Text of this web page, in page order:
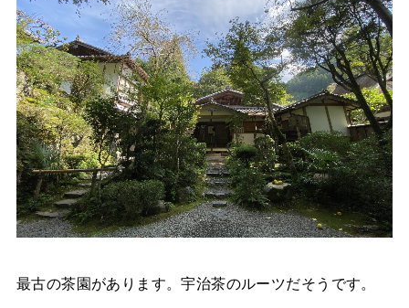
最古の茶園があります。宇治茶のルーツだそうです。